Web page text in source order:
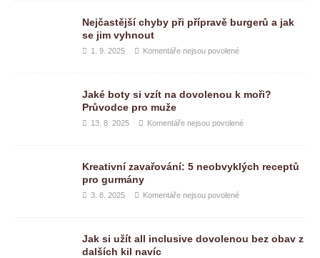
Nejčastější chyby při přípravě burgerů a jak
se jim vyhnout
1. 9. 2025 Komentáře nejsou povolené
Jaké boty si vzít na dovolenou k moři?
Průvodce pro muže
13. 8. 2025 Komentáře nejsou povolené
Kreativní zavařování: 5 neobvyklých receptů
pro gurmány
3. 8. 2025 Komentáře nejsou povolené
Jak si užít all inclusive dovolenou bez obav z
dalších kil navíc